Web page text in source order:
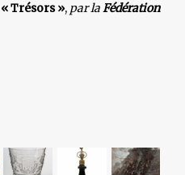
« Trésors », par laFédération